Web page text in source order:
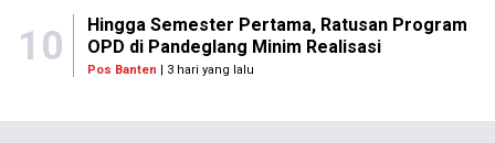
10
Hingga Semester Pertama, Ratusan Program
OPD di Pandeglang Minim Realisasi
Pos Banten | 3 hari yang lalu